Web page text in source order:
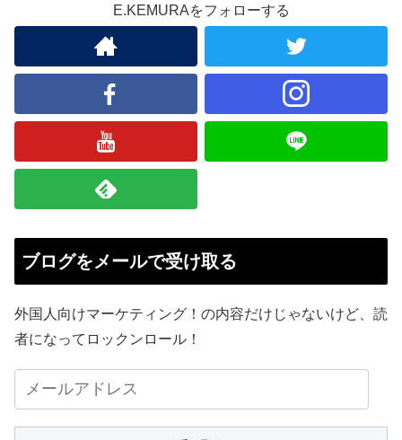
E.KEMURAをフォローする
ブログをメールで受け取る
外国人向けマーケティング！の内容だけじゃないけど、読
者になってロックンロール！
ー
ル